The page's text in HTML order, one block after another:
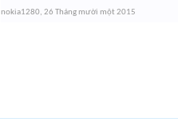
nokia1280, 26 Tháng mười một 2015